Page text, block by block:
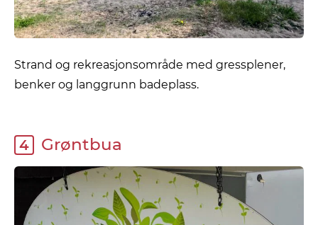
Strand og rekreasjonsområde med gressplener,
benker og langgrunn badeplass.
4 Grøntbua